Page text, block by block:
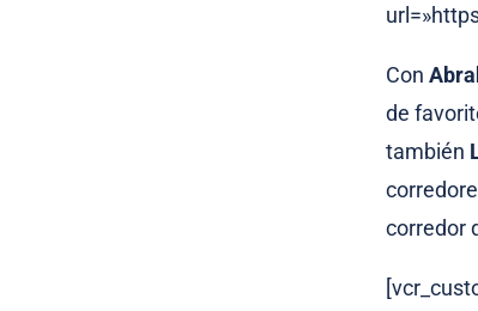
Con
de
también
corredor